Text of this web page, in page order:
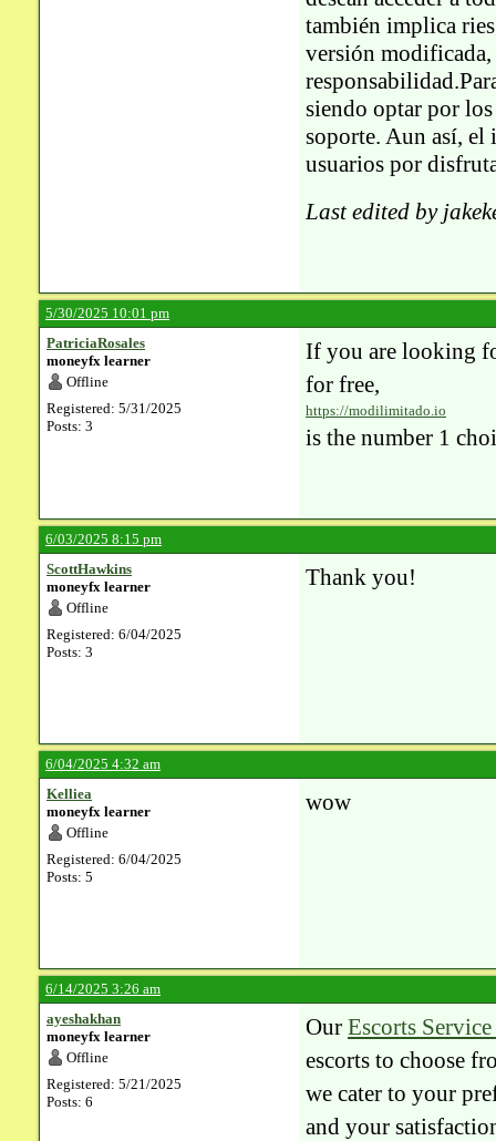
también implica
versión
siendo optar por
soporte. Aun así, el
usuarios por
Last edited by
5/30/2025 10:01 pm
PatriciaRosales
moneyfx learner
Offline
Registered: 5/31/2025
Posts: 3
If you are looking
for free,
https://modilimitado.io
is the number 1
6/03/2025 8:15 pm
ScottHawkins
moneyfx learner
Offline
Registered: 6/04/2025
Posts: 3
Thank you!
6/04/2025 4:32 am
Kelliea
moneyfx learner
Offline
Registered: 6/04/2025
Posts: 5
wow
6/14/2025 3:26 am
ayeshakhan
moneyfx learner
Offline
Registered: 5/21/2025
Posts: 6
Our Escorts
escorts to choose
we cater to your
and your